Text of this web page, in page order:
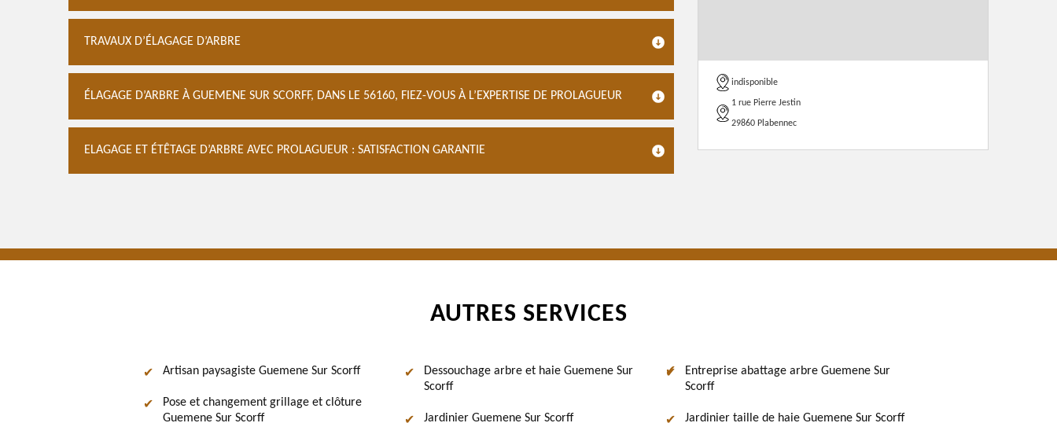
TRAVAUX D’ÉLAGAGE D’ARBRE
ÉLAGAGE D’ARBRE À GUEMENE SUR SCORFF, DANS LE 56160, FIEZ-VOUS À L’EXPERTISE DE PROLAGUEUR
ELAGAGE ET ÉTÊTAGE D’ARBRE AVEC PROLAGUEUR : SATISFACTION GARANTIE
indisponible
1 rue Pierre Jestin
29860 Plabennec
AUTRES SERVICES
Artisan paysagiste Guemene Sur Scorff
Pose et changement grillage et clôture
Guemene Sur Scorff
Dessouchage arbre et haie Guemene Sur
Scorff
Jardinier Guemene Sur Scorff
Entreprise abattage arbre Guemene Sur
Scorff
Jardinier taille de haie Guemene Sur Scorff